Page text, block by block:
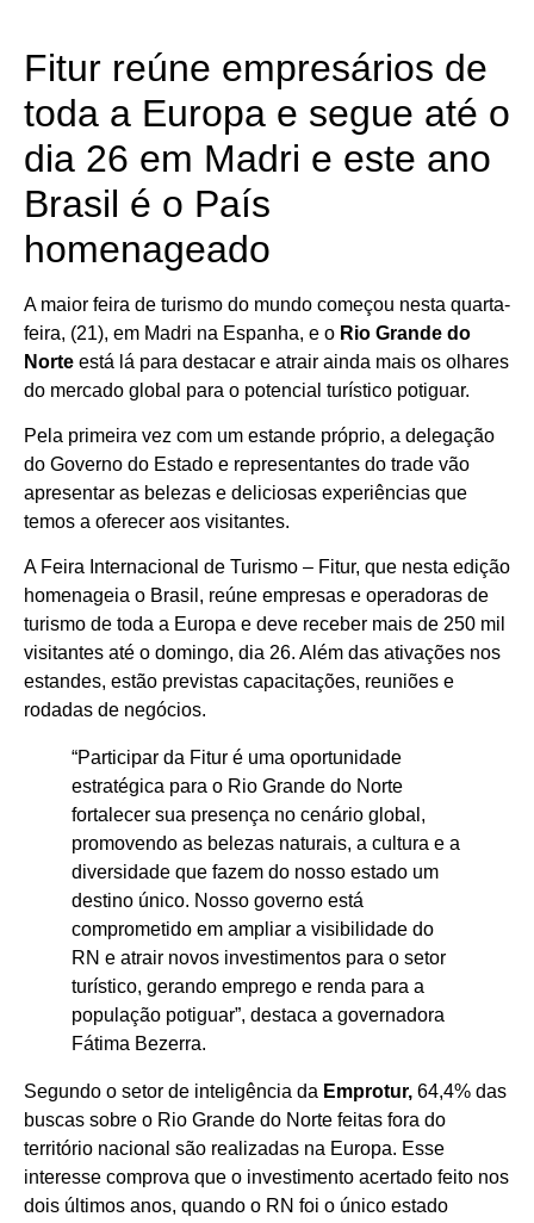
Fitur reúne empresários de
toda a Europa e segue até o
dia 26 em Madri e este ano
Brasil é o País
homenageado
A maior feira de turismo do mundo começou nesta quarta-
feira, (21), em Madri na Espanha, e o Rio Grande do
Norte está lá para destacar e atrair ainda mais os olhares
do mercado global para o potencial turístico potiguar.
Pela primeira vez com um estande próprio, a delegação
do Governo do Estado e representantes do trade vão
apresentar as belezas e deliciosas experiências que
temos a oferecer aos visitantes.
A Feira Internacional de Turismo – Fitur, que nesta edição
homenageia o Brasil, reúne empresas e operadoras de
turismo de toda a Europa e deve receber mais de 250 mil
visitantes até o domingo, dia 26. Além das ativações nos
estandes, estão previstas capacitações, reuniões e
rodadas de negócios.
“Participar da Fitur é uma oportunidade
estratégica para o Rio Grande do Norte
fortalecer sua presença no cenário global,
promovendo as belezas naturais, a cultura e a
diversidade que fazem do nosso estado um
destino único. Nosso governo está
comprometido em ampliar a visibilidade do
RN e atrair novos investimentos para o setor
turístico, gerando emprego e renda para a
população potiguar”, destaca a governadora
Fátima Bezerra.
Segundo o setor de inteligência da Emprotur, 64,4% das
buscas sobre o Rio Grande do Norte feitas fora do
território nacional são realizadas na Europa. Esse
interesse comprova que o investimento acertado feito nos
dois últimos anos, quando o RN foi o único estado